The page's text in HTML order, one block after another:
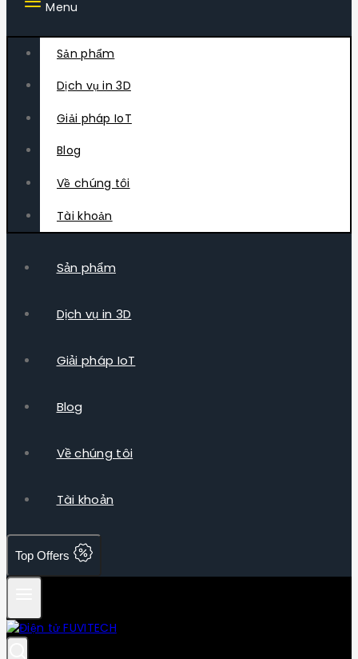
Menu
Sản phẩm
Dịch vụ in 3D
Giải pháp IoT
Blog
Về chúng tôi
Tài khoản
Sản phẩm
Dịch vụ in 3D
Giải pháp IoT
Blog
Về chúng tôi
Tài khoản
Top Offers